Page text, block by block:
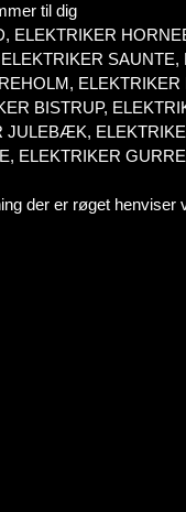
til dig
ELEKTRIKER
BISTRUP,
JULEBÆK,
ELEKTRIKER
der er røget